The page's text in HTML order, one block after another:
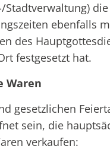
Stadtverwaltung) die
ebenfalls
des
festgesetzt hat.
Waren
gesetzlichen
sein, die
verkaufen: